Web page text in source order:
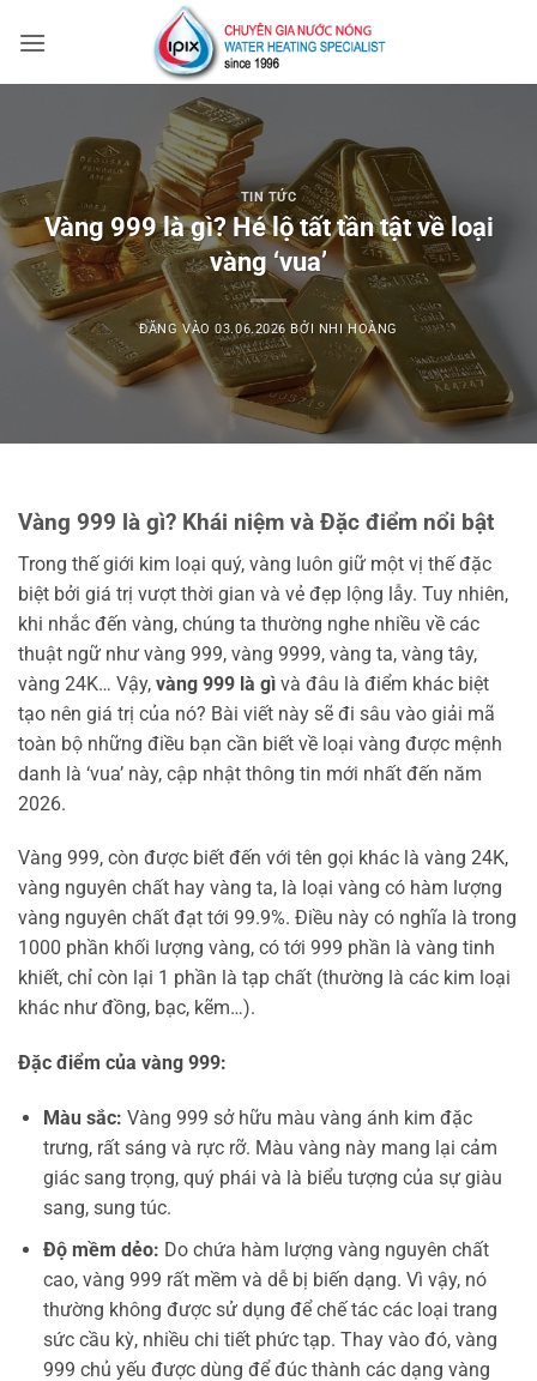
qua
TIN TỨC
Vàng 999 là gì? Hé lộ tất tần tật về loại
vàng ‘vua’
ĐĂNG VÀO03.06.2026 BỞI NHI HOÀNG
Vàng 999 là gì? Khái niệm và Đặc điểm nổi bật
Trong thế giới kim loại quý, vàng luôn giữ một vị thế đặc
biệt bởi giá trị vượt thời gian và vẻ đẹp lộng lẫy. Tuy nhiên,
khi nhắc đến vàng, chúng ta thường nghe nhiều về các
thuật ngữ như vàng 999, vàng 9999, vàng ta, vàng tây,
vàng 24K… Vậy, vàng 999 là gì và đâu là điểm khác biệt
tạo nên giá trị của nó? Bài viết này sẽ đi sâu vào giải mã
toàn bộ những điều bạn cần biết về loại vàng được mệnh
danh là ‘vua’ này, cập nhật thông tin mới nhất đến năm
2026.
Vàng 999, còn được biết đến với tên gọi khác là vàng 24K,
vàng nguyên chất hay vàng ta, là loại vàng có hàm lượng
vàng nguyên chất đạt tới 99.9%. Điều này có nghĩa là trong
1000 phần khối lượng vàng, có tới 999 phần là vàng tinh
khiết, chỉ còn lại 1 phần là tạp chất (thường là các kim loại
khác như đồng, bạc, kẽm…).
Đặc điểm của vàng 999:
Màu sắc: Vàng 999 sở hữu màu vàng ánh kim đặc
trưng, rất sáng và rực rỡ. Màu vàng này mang lại cảm
giác sang trọng, quý phái và là biểu tượng của sự giàu
sang, sung túc.
Độ mềm dẻo: Do chứa hàm lượng vàng nguyên chất
cao, vàng 999 rất mềm và dễ bị biến dạng. Vì vậy, nó
thường không được sử dụng để chế tác các loại trang
sức cầu kỳ, nhiều chi tiết phức tạp. Thay vào đó, vàng
999 chủ yếu được dùng để đúc thành các dạng vàng